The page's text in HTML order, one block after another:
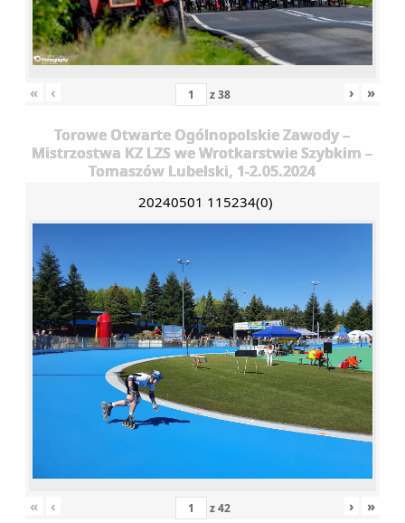
« ‹ z38 › »
Torowe Otwarte Ogólnopolskie Zawody –
Mistrzostwa KZ LZS we Wrotkarstwie Szybkim –
Tomaszów Lubelski, 1-2.05.2024
20240501 115234(0)
« ‹ z42 › »